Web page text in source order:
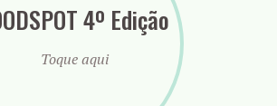
4º Edição
Toque aqui